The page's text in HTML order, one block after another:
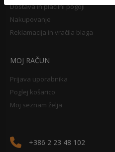
Dostava in plačilni pogoji
Nakupovanje
Reklamacija in vračila blaga
MOJ RAČUN
Prijava uporabnika
Poglej košarico
Moj seznam želja
+386 2 23 48 102